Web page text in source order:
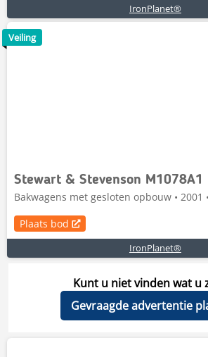
IronPlanet®
Stewart & Stevenson M1078A1
Bakwagens met gesloten opbouw • 2001
Plaats bod
IronPlanet®
Veiling
Kunt u niet vinden wat u
Gevraagde advertentie